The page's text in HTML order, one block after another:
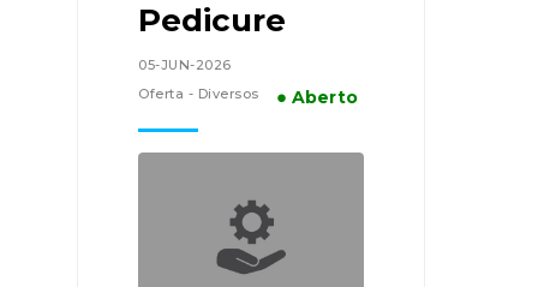
Pedicure
05-JUN-2026
Oferta - Diversos
● Aberto